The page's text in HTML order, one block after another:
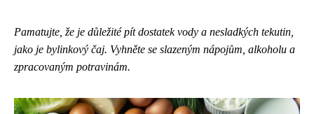
Pamatujte, že je důležité pít dostatek vody a nesladkých tekutin,
jako je bylinkový čaj. Vyhněte se slazeným nápojům, alkoholu a
zpracovaným potravinám.